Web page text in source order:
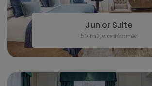
Junior Suite
50 m2, woonkamer